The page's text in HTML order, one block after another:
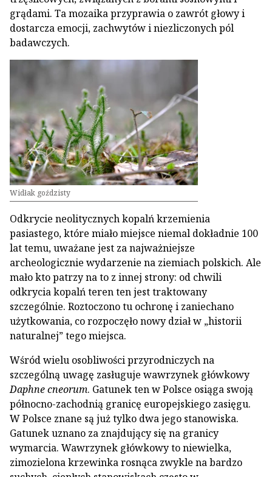
grądami. Ta mozaika przyprawia o zawrót głowy i
dostarcza emocji, zachwytów i niezliczonych pól
badawczych.
Widłak goździsty
Odkrycie neolitycznych kopalń krzemienia
pasiastego, które miało miejsce niemal dokładnie 100
lat temu, uważane jest za najważniejsze
archeologicznie wydarzenie na ziemiach polskich. Ale
mało kto patrzy na to z innej strony: od chwili
odkrycia kopalń teren ten jest traktowany
szczególnie. Roztoczono tu ochronę i zaniechano
użytkowania, co rozpoczęło nowy dział w „historii
naturalnej” tego miejsca.
Wśród wielu osobliwości przyrodniczych na
szczególną uwagę zasługuje wawrzynek główkowy
Daphne cneorum. Gatunek ten w Polsce osiąga swoją
północno-zachodnią granicę europejskiego zasięgu.
W Polsce znane są już tylko dwa jego stanowiska.
Gatunek uznano za znajdujący się na granicy
wymarcia. Wawrzynek główkowy to niewielka,
zimozielona krzewinka rosnąca zwykle na bardzo